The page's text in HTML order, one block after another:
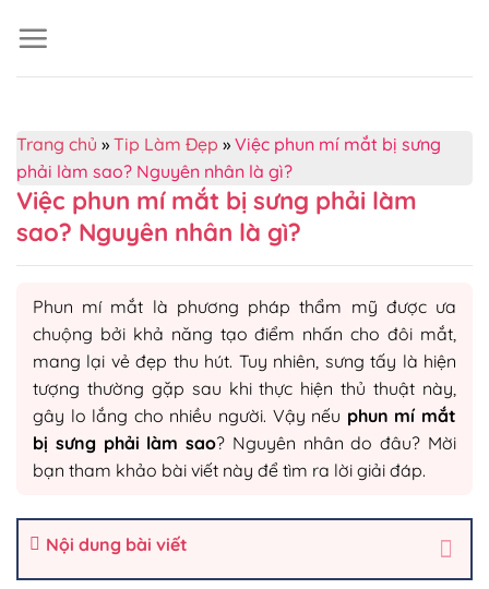
Trang chủ » Tip Làm Đẹp » Việc phun mí mắt bị sưng
phải làm sao? Nguyên nhân là gì?
Việc phun mí mắt bị sưng phải làm
sao? Nguyên nhân là gì?
Phun mí mắt là phương pháp thẩm mỹ được ưa
chuộng bởi khả năng tạo điểm nhấn cho đôi mắt,
mang lại vẻ đẹp thu hút. Tuy nhiên, sưng tấy là hiện
tượng thường gặp sau khi thực hiện thủ thuật này,
gây lo lắng cho nhiều người. Vậy nếu phun mí mắt
bị sưng phải làm sao? Nguyên nhân do đâu? Mời
bạn tham khảo bài viết này để tìm ra lời giải đáp.
Nội dung bài viết